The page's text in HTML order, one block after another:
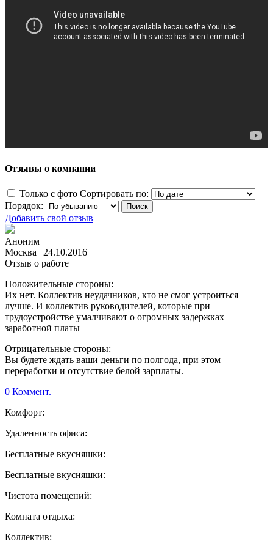
Отзывы о компании
Только с фото Сортировать по:
Порядок:
Добавить свой отзыв
Аноним
Москва | 24.10.2016
Отзыв о работе
Положительные стороны:
Их нет. Коллектив неудачников, кто не смог устроиться
лучше. И коллектив руководителей, которые при
трудоустройстве умалчивают о огромных задержках
заработной платы
Отрицательные стороны:
Вы будете ждать ваши деньги по полгода, при этом
переработки и отсутствие белой зарплаты.
0 Коммент.
Комфорт:
Удаленность офиса:
Бесплатные вкусняшки:
Бесплатные вкусняшки:
Чистота помещений:
Комната отдыха:
Коллектив: